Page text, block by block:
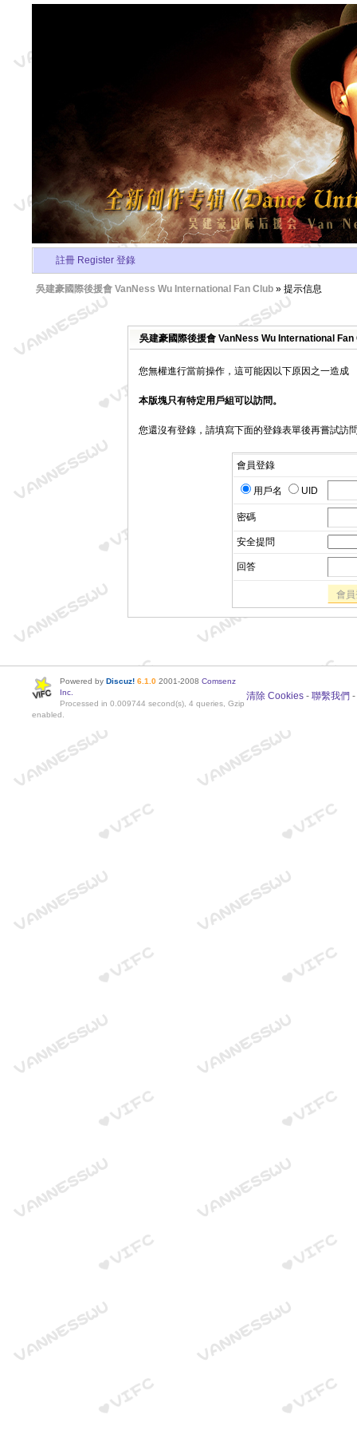
註冊 Register 登錄
吳建豪國際後援會 VanNess Wu International Fan Club » 提示信息
吳建豪國際後援會 VanNess Wu International Fan
您無權進行當前操作，這可能因以下原因之一造成
本版塊只有特定用戶組可以訪問。
您還沒有登錄，請填寫下面的登錄表單後再嘗試訪
會員登錄
用戶名 UID
密碼
安全提問
回答
會
清除 Cookies - 聯繫我們 -
Powered by Discuz! 6.1.0 2001-2008 Comsenz
Inc.
Processed in 0.009744 second(s), 4 queries, Gzip
enabled.